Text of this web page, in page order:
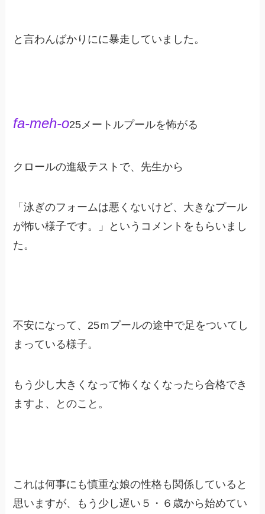
と言わんばかりにに暴走していました。
fa-meh-o25メートルプールを怖がる
クロールの進級テストで、先生から
「泳ぎのフォームは悪くないけど、大きなプール
が怖い様子です。」というコメントをもらいまし
た。
不安になって、25ｍプールの途中で足をついてし
まっている様子。
もう少し大きくなって怖くなくなったら合格でき
ますよ、とのこと。
これは何事にも慎重な娘の性格も関係していると
思いますが、もう少し遅い５・６歳から始めてい